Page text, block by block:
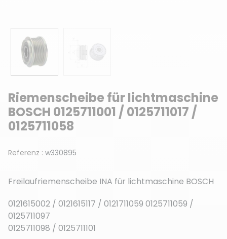
Riemenscheibe für lichtmaschine
BOSCH 0125711001 / 0125711017 /
0125711058
Referenz : w330895
Freilaufriemenscheibe INA für lichtmaschine BOSCH
0121615002 / 0121615117 / 0121711059 0125711059 /
0125711097
0125711098 / 0125711101